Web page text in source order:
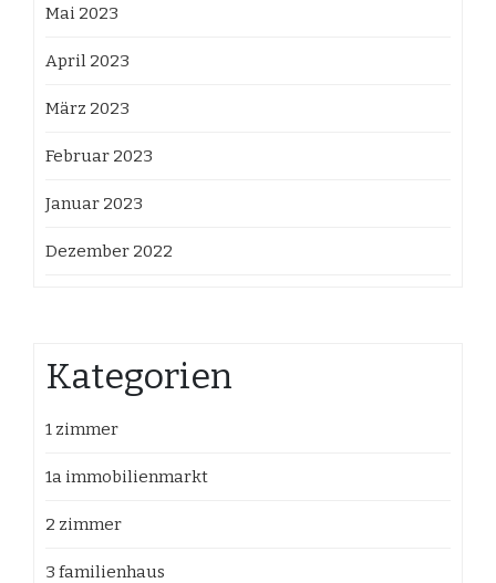
Mai 2023
April 2023
März 2023
Februar 2023
Januar 2023
Dezember 2022
Kategorien
1 zimmer
1a immobilienmarkt
2 zimmer
3 familienhaus